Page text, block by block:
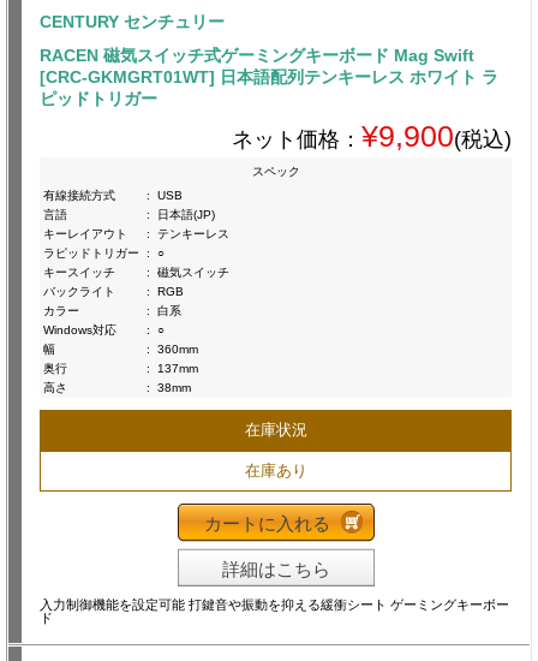
CENTURY センチュリー
RACEN 磁気スイッチ式ゲーミングキーボード Mag Swift
[CRC-GKMGRT01WT] 日本語配列テンキーレス ホワイト ラ
ピッドトリガー
ネット価格： ¥9,900(税込)
スペック
有線接続方式
:
USB
言語
:
日本語(JP)
キーレイアウト
:
テンキーレス
ラピッドトリガー
:
○
キースイッチ
:
磁気スイッチ
バックライト
:
RGB
カラー
:
白系
Windows対応
:
○
幅
:
360mm
奥行
:
137mm
高さ
: 38mm
在庫状況
在庫あり
カートに入れる
詳細はこちら
入力制御機能を設定可能 打鍵音や振動を抑える緩衝シート ゲーミングキーボー
ド